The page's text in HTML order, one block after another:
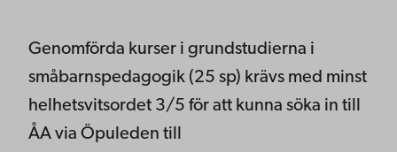
Genomförda kurser i grundstudierna i
småbarnspedagogik (25 sp) krävs med minst
helhetsvitsordet 3/5 för att kunna söka in till
ÅA via Öpuleden till